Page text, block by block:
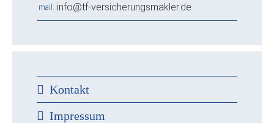
mail info@tf-versicherungsmakler.de
Kontakt
Impressum